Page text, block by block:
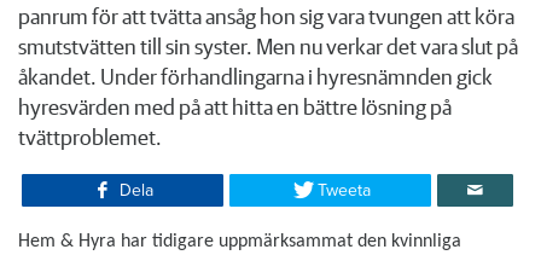
panrum för att tvätta ansåg hon sig vara tvungen att köra
smutstvätten till sin syster. Men nu verkar det vara slut på
åkandet. Under förhandlingarna i hyresnämnden gick
hyresvärden med på att hitta en bättre lösning på
tvättproblemet.
Dela Tweeta
​Hem & Hyra har tidigare uppmärksammat den kvinnliga